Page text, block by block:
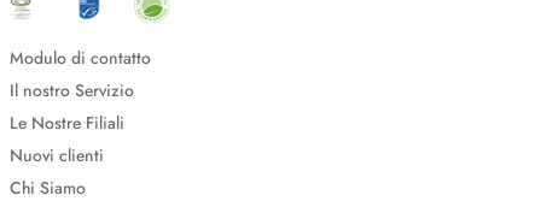
Modulo di contatto
Il nostro Servizio
Le Nostre Filiali
Nuovi clienti
Chi Siamo